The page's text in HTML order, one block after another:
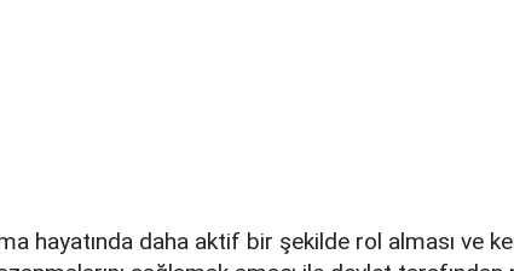
hayatında daha aktif bir şekilde rol alması ve